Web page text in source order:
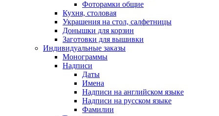
Фоторамки общие
Кухня, столовая
Украшения на стол, салфетницы
Донышки для корзин
Заготовки для вышивки
Индивидуальные заказы
Монограммы
Надписи
Даты
Имена
Надписи на английском языке
Надписи на русском языке
Фамилии